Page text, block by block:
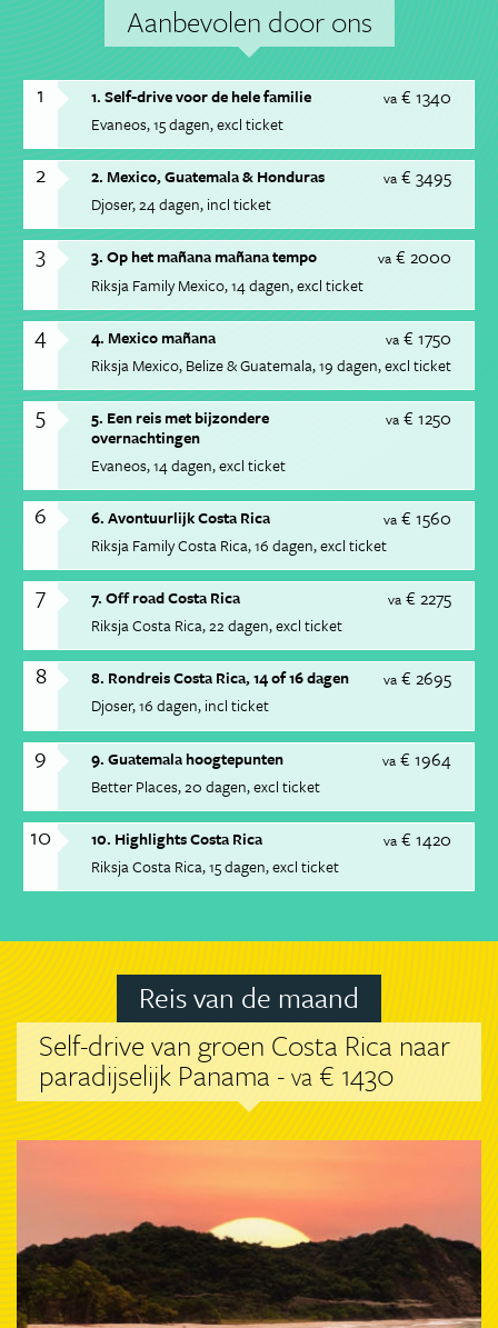
Aanbevolen door ons
1 va € 1340
1. Self-drive voor de hele familie
Evaneos 15 dagen excl ticket
2 va € 3495
2. Mexico, Guatemala & Honduras
Djoser 24 dagen incl ticket
3 va € 2000
3. Op het mañana mañana tempo
Riksja Family Mexico 14 dagen excl ticket
4 va € 1750
4. Mexico mañana
Riksja Mexico, Belize & Guatemala 19 dagen excl ticket
5 va € 1250
5. Een reis met bijzondere
overnachtingen
Evaneos 14 dagen excl ticket
6 va € 1560
6. Avontuurlijk Costa Rica
Riksja Family Costa Rica 16 dagen excl ticket
7 va € 2275
7. Off road Costa Rica
Riksja Costa Rica 22 dagen excl ticket
8 va € 2695
8. Rondreis Costa Rica, 14 of 16 dagen
Djoser 16 dagen incl ticket
9 va € 1964
9. Guatemala hoogtepunten
Better Places 20 dagen excl ticket
10 va € 1420
10. Highlights Costa Rica
Riksja Costa Rica 15 dagen excl ticket
Reis van de maand
Self-drive van groen Costa Rica naar
paradijselijk Panama -va € 1430